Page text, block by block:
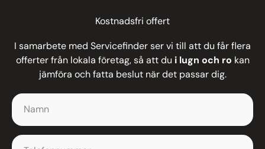
Kostnadsfri offert
I samarbete med Servicefinder ser vi till att du får flera
offerter från lokala företag, så att du i lugn och ro kan
jämföra och fatta beslut när det passar dig.